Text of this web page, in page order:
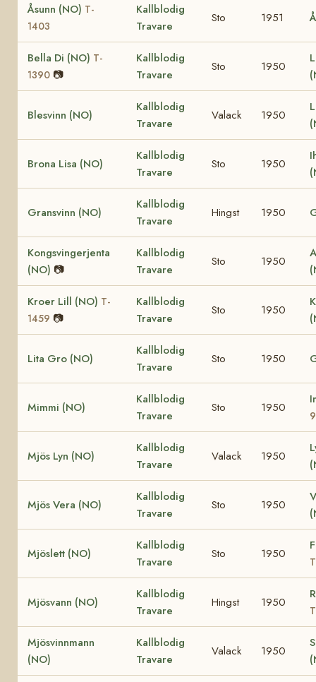
Åsunn (NO) T-
1403
Kallblodig
Travare
Sto 1951
Bella Di (NO) T-
1390 📷
Kallblodig
Travare
Sto 1950
Blesvinn (NO)
Kallblodig
Travare
Valack 1950
Brona Lisa (NO)
Kallblodig
Travare
Sto 1950
Gransvinn (NO)
Kallblodig
Travare
Hingst 1950
Kongsvingerjenta
(NO) 📷
Kallblodig
Travare
Sto 1950
Kroer Lill (NO) T-
1459 📷
Kallblodig
Travare
Sto 1950
Lita Gro (NO)
Kallblodig
Travare
Sto 1950
Mimmi (NO)
Kallblodig
Travare
Sto 1950
Mjös Lyn (NO)
Kallblodig
Travare
Valack 1950
Mjös Vera (NO)
Kallblodig
Travare
Sto 1950
Mjöslett (NO)
Kallblodig
Travare
Sto 1950
Mjösvann (NO)
Kallblodig
Travare
Hingst 1950
Mjösvinnmann
(NO)
Kallblodig
Travare
Valack 1950